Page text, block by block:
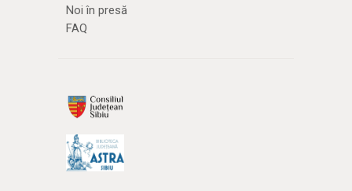
Noi în presă
FAQ